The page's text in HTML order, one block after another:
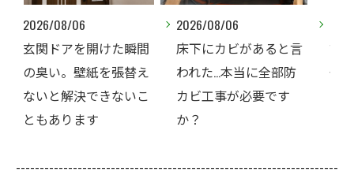
2026/08/06
床下にカビがあると言
われた…本当に全部防
カビ工事が必要です
か？
2026/08/05
賃貸住宅で階上漏水が
発生したら、防カビ工
事までが初期対応です
--------------------------------------------------------------------